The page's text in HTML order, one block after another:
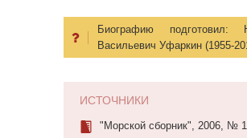
Биографию подготовил:
Васильевич Уфаркин (1955-
ИСТОЧНИКИ
"Морской сборник", 2006, №